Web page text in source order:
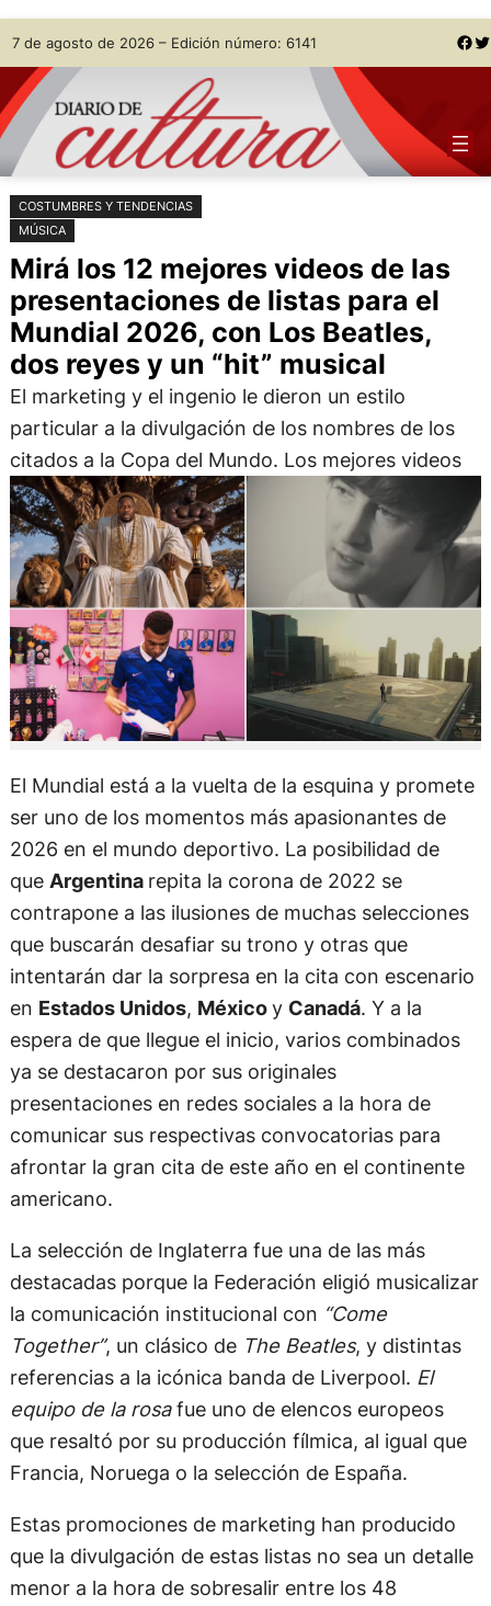
Saltar
al
contenido
Skip
to
content
7 de agosto de 2026 – Edición número: 6141 Facebook Twitter
COSTUMBRES Y TENDENCIAS
MÚSICA
Mirá los 12 mejores videos de las
presentaciones de listas para el
Mundial 2026, con Los Beatles,
dos reyes y un “hit” musical
El marketing y el ingenio le dieron un estilo
particular a la divulgación de los nombres de los
citados a la Copa del Mundo. Los mejores videos
El Mundial está a la vuelta de la esquina y promete
ser uno de los momentos más apasionantes de
2026 en el mundo deportivo. La posibilidad de
que Argentina repita la corona de 2022 se
contrapone a las ilusiones de muchas selecciones
que buscarán desafiar su trono y otras que
intentarán dar la sorpresa en la cita con escenario
en Estados Unidos, Méxicoy Canadá. Y a la
espera de que llegue el inicio, varios combinados
ya se destacaron por sus originales
presentaciones en redes sociales a la hora de
comunicar sus respectivas convocatorias para
afrontar la gran cita de este año en el continente
americano.
La selección de Inglaterra fue una de las más
destacadas porque la Federación eligió musicalizar
la comunicación institucional con “Come
Together”, un clásico de The Beatles, y distintas
referencias a la icónica banda de Liverpool. El
equipo de la rosafue uno de elencos europeos
que resaltó por su producción fílmica, al igual que
Francia, Noruega o la selección de España.
Estas promociones de marketing han producido
que la divulgación de estas listas no sea un detalle
menor a la hora de sobresalir entre los 48